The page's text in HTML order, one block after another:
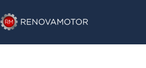
al
contenido